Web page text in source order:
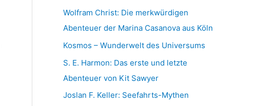
n
v
Wolfram Christ: Die merkwürdigen
Abenteuer der Marina Casanova aus Köln
Kosmos – Wunderwelt des Universums
S. E. Harmon: Das erste und letzte
Abenteuer von Kit Sawyer
Joslan F. Keller: Seefahrts-Mythen